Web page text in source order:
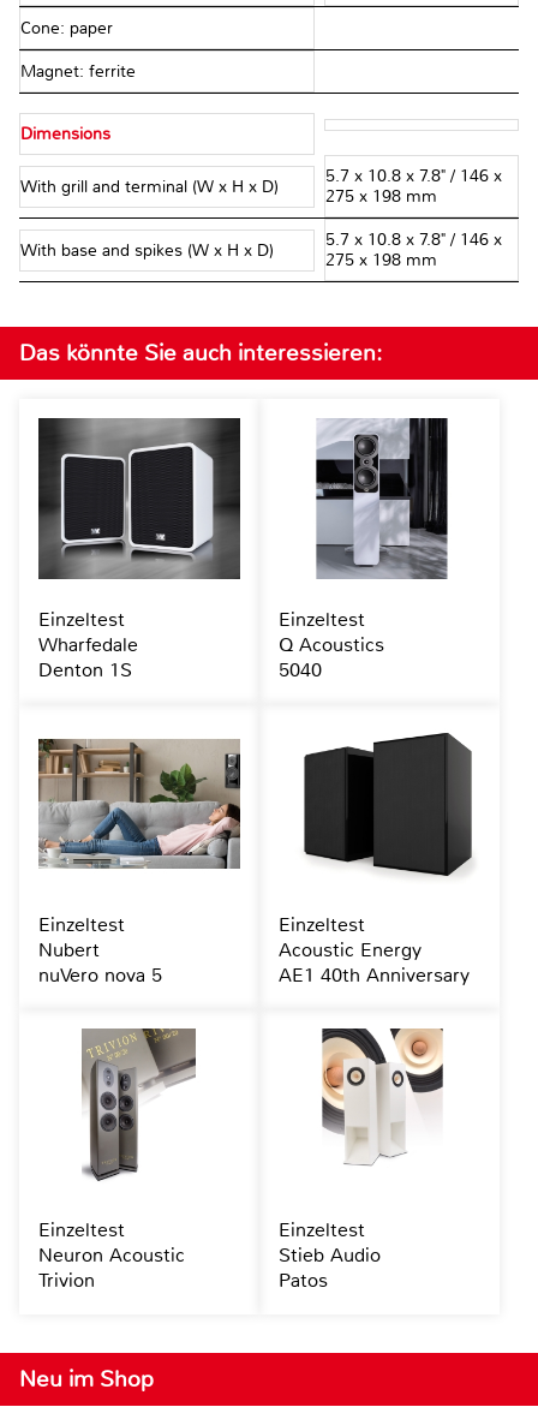
Cone: paper
Magnet: ferrite
Dimensions
With grill and terminal (W x H x D)
5.7 x 10.8 x 7.8" / 146 x
275 x 198 mm
With base and spikes (W x H x D)
5.7 x 10.8 x 7.8" / 146 x
275 x 198 mm
Neu im Shop
Das könnte Sie auch interessieren:
Einzeltest
Wharfedale
Denton 1S
Einzeltest
Q Acoustics
5040
Einzeltest
Nubert
nuVero nova 5
Einzeltest
Acoustic Energy
AE1 40th Anniversary
Einzeltest
Neuron Acoustic
Trivion
Einzeltest
Stieb Audio
Patos